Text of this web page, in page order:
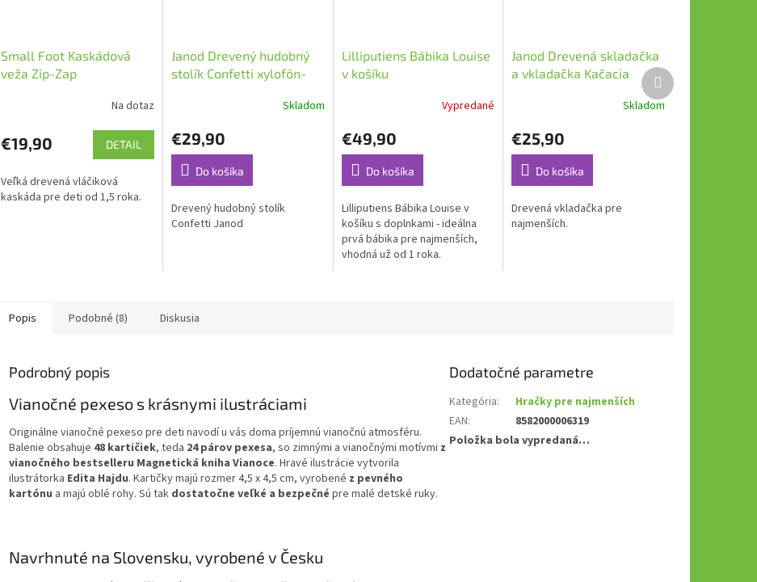
Small Foot Kaskádová
veža Zip-Zap
Na dotaz
€19,90 DETAIL
Veľká drevená vláčiková
kaskáda pre deti od 1,5 roka.
Janod Drevený hudobný
stolík Confetti xylofón-
Skladom
€29,90
Do košíka
Drevený hudobný stolík
Confetti Janod
Lilliputiens Bábika Louise
v košíku
Vypredané
€49,90
Do košíka
Lilliputiens Bábika Louise v
košíku s doplnkami - ideálna
prvá bábika pre najmenších,
vhodná už od 1 roka.
Janod Drevená skladačka
a vkladačka Kačacia
Skladom
€25,90
Do košíka
Drevená vkladačka pre
najmenších.
Ďalší
produkt
Popis Podobné (8) Diskusia
Podrobný popis
Vianočné pexeso s krásnymi ilustráciami
Originálne vianočné pexeso pre deti navodí u vás doma príjemnú vianočnú atmosféru.
Balenie obsahuje 48 kartičiek, teda 24 párov pexesa, so zimnými a vianočnými motívmi z
vianočného bestselleru Magnetická kniha Vianoce. Hravé ilustrácie vytvorila
ilustrátorka Edita Hajdu. Kartičky majú rozmer 4,5 x 4,5 cm, vyrobené z pevného
kartónu a majú oblé rohy. Sú tak dostatočne veľké a bezpečné pre malé detské ruky.
Navrhnuté na Slovensku, vyrobené v Česku
Dodatočné parametre
Kategória:
Hračky pre najmenších
EAN:
8582000006319
Položka bola vypredaná…